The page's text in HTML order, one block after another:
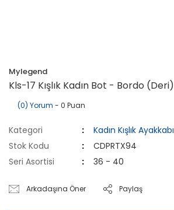
Mylegend
Kls-17 Kışlık Kadın Bot - Bordo (Deri)
(0) Yorum - 0 Puan
Kategori
Kadın Kışlık Ayakkabı
Stok Kodu
CDPRTX94
Seri Asortisi
36 - 40
Arkadaşına Öner Paylaş